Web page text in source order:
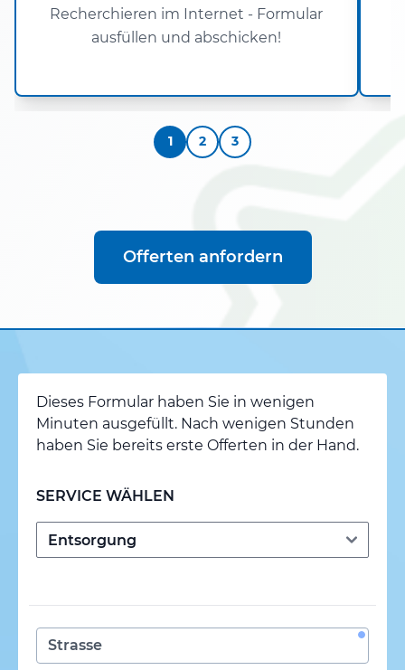
Recherchieren im Internet - Formular
ausfüllen und abschicken!
1 2 3
Offerten anfordern
Dieses Formular haben Sie in wenigen
Minuten ausgefüllt. Nach wenigen Stunden
haben Sie bereits erste Offerten in der Hand.
SERVICE WÄHLEN